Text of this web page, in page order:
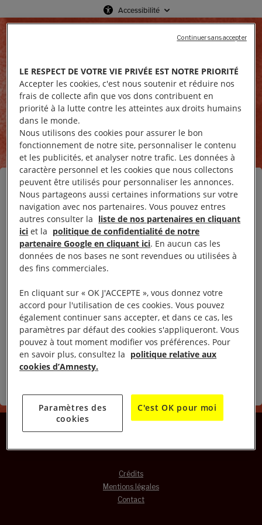
Accessibilité
Contactez l’association Amnesty International
France :
Amnesty International France
72-76, bd de la Villette - 75940 Paris cedex 19 -
France
Téléphone (33 +) 01 53 38 65 65 - Fax (33 +) 01 53
38 55 00
Contactez la Fondation Amnesty International
France :
Fondation Amnesty International France
Secrétariat administratif : 76, bd de la Villette -
75940 Paris cedex 19 - France
Téléphone (33 +) 01 53 38 66 13
E-mail : fondation@amnesty.fr
Crédits
Mentions légales
Contact
LE RESPECT DE VOTRE VIE PRIVÉE EST NOTRE PRIORITÉ
Accepter les cookies, c'est nous soutenir et réduire nos
frais de collecte afin que vos dons contribuent en
priorité à la lutte contre les atteintes aux droits humains
dans le monde.
Nous utilisons des cookies pour assurer le bon
fonctionnement de notre site, personnaliser le contenu
et les publicités, et analyser notre trafic. Les données à
caractère personnel et les cookies que nous collectons
peuvent être utilisés pour personnaliser les annonces.
Nous partageons aussi certaines informations sur votre
navigation avec nos partenaires. Vous pouvez entres
autres consulter la liste de nos partenaires en cliquant
ici et la politique de confidentialité de notre
partenaire Google en cliquant ici. En aucun cas les
données de nos bases ne sont revendues ou utilisées à
des fins commerciales.
En cliquant sur « OK J'ACCEPTE », vous donnez votre
accord pour l'utilisation de ces cookies. Vous pouvez
également continuer sans accepter, et dans ce cas, les
paramètres par défaut des cookies s'appliqueront. Vous
pouvez à tout moment modifier vos préférences. Pour
en savoir plus, consultez la politique relative aux
cookies d’Amnesty.
Paramètres des
cookies
C'est OK pour moi
Continuer sans accepter